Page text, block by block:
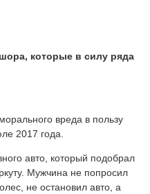
которые в силу ряда
вреда в пользу
2017 года.
авто, который подобрал
Мужчина не попросил
не остановил авто, а